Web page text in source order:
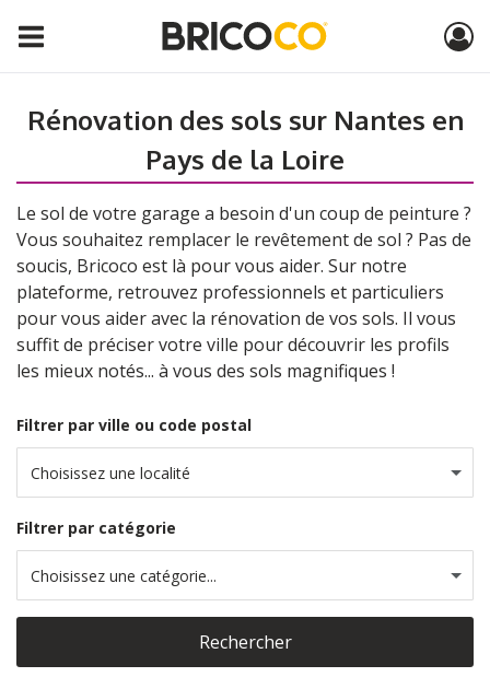
Rénovation des sols sur Nantes en
Pays de la Loire
Le sol de votre garage a besoin d'un coup de peinture ?
Vous souhaitez remplacer le revêtement de sol ? Pas de
soucis, Bricoco est là pour vous aider. Sur notre
plateforme, retrouvez professionnels et particuliers
pour vous aider avec la rénovation de vos sols. Il vous
suffit de préciser votre ville pour découvrir les profils
les mieux notés... à vous des sols magnifiques !
Filtrer par ville ou code postal
Choisissez une localité
Filtrer par catégorie
Choisissez une catégorie...
Rechercher